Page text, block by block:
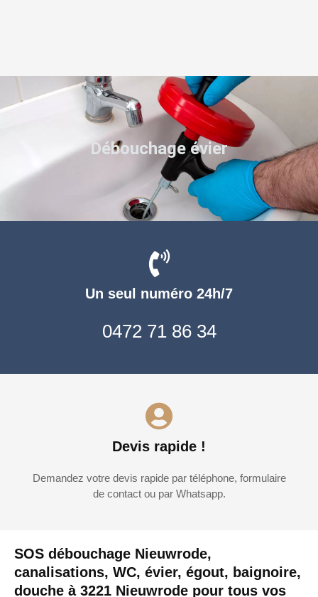
SOS débouchage Nieuwrode,
canalisations, WC, évier, égout, baignoire,
douche à 3221 Nieuwrode pour tous vos
Un seul numéro 24h/7
0472 71 86 34
Devis rapide !
Demandez votre devis rapide par téléphone, formulaire
de contact ou par Whatsapp.
Débouchage évier